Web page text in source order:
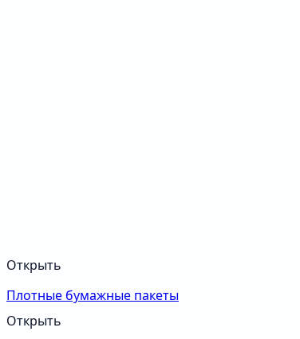
Открыть
Плотные бумажные пакеты
Открыть